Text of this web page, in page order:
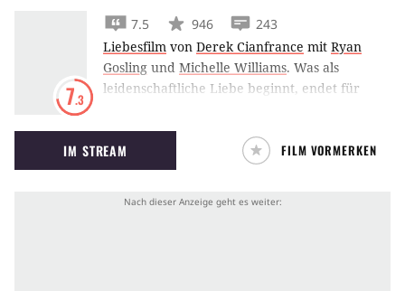
Carver müssen nun mit den neuen Umständen
zurechtkommen.
7.3
7.5 946
243
Liebesfilm von Derek Cianfrance mit Ryan
Gosling und Michelle Williams. Was als
leidenschaftliche Liebe beginnt, endet für
alltäglicher Monotonie.
IM STREAM FILM VORMERKEN